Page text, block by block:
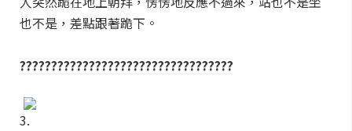
也不是，差點跟著跪下。
??????????????????????????????????
3.